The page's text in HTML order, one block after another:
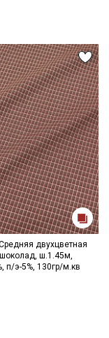
двухцветная
ш.1.45м,
п/э-5%, 130гр/м.кв